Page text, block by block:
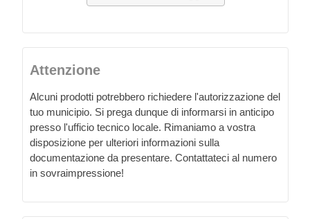
Attenzione
Alcuni prodotti potrebbero richiedere l'autorizzazione del
tuo municipio. Si prega dunque di informarsi in anticipo
presso l'ufficio tecnico locale. Rimaniamo a vostra
disposizione per ulteriori informazioni sulla
documentazione da presentare. Contattateci al numero
in sovraimpressione!